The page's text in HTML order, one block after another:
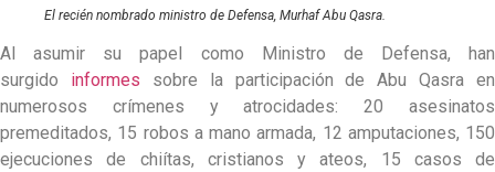
El recién nombrado ministro de Defensa, Murhaf Abu Qasra.
Al asumir su papel como Ministro de Defensa, han
surgido informes sobre la participación de Abu Qasra en
numerosos crímenes y atrocidades: 20 asesinatos
premeditados, 15 robos a mano armada, 12 amputaciones, 150
ejecuciones de chiítas, cristianos y ateos, 15 casos de